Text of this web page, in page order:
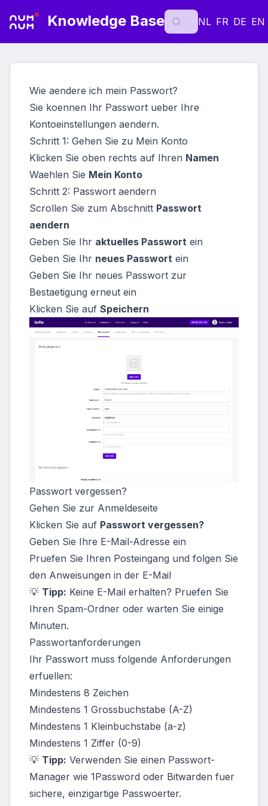
Knowledge Base NL FR DE EN
Wie aendere ich mein Passwort?
Sie koennen Ihr Passwort ueber Ihre
Kontoeinstellungen aendern.
Schritt 1: Gehen Sie zu Mein Konto
Klicken Sie oben rechts auf Ihren Namen
Waehlen Sie Mein Konto
Schritt 2: Passwort aendern
Scrollen Sie zum Abschnitt Passwort
aendern
Geben Sie Ihr aktuelles Passwort ein
Geben Sie Ihr neues Passwort ein
Geben Sie Ihr neues Passwort zur
Bestaetigung erneut ein
Klicken Sie auf Speichern
Passwort vergessen?
Gehen Sie zur Anmeldeseite
Klicken Sie auf Passwort vergessen?
Geben Sie Ihre E-Mail-Adresse ein
Pruefen Sie Ihren Posteingang und folgen Sie
den Anweisungen in der E-Mail
💡 Tipp: Keine E-Mail erhalten? Pruefen Sie
Ihren Spam-Ordner oder warten Sie einige
Minuten.
Passwortanforderungen
Ihr Passwort muss folgende Anforderungen
erfuellen:
Mindestens 8 Zeichen
Mindestens 1 Grossbuchstabe (A-Z)
Mindestens 1 Kleinbuchstabe (a-z)
Mindestens 1 Ziffer (0-9)
💡 Tipp: Verwenden Sie einen Passwort-
Manager wie 1Password oder Bitwarden fuer
sichere, einzigartige Passwoerter.